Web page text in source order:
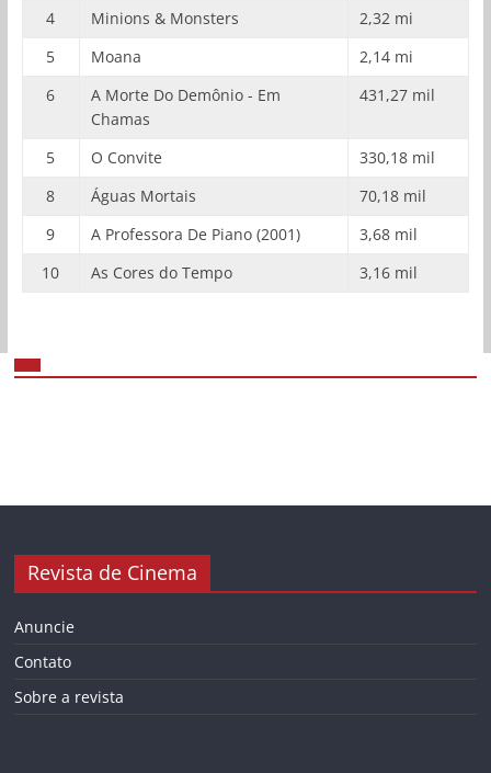
4
Minions & Monsters
2,32 mi
5
Moana
2,14 mi
6
A Morte Do Demônio - Em
Chamas
431,27 mil
5 O Convite
330,18 mil
8
Águas Mortais
70,18 mil
9
A Professora De Piano (2001)
3,68 mil
10
As Cores do Tempo 3,16 mil
Revista de Cinema
Anuncie
Contato
Sobre a revista